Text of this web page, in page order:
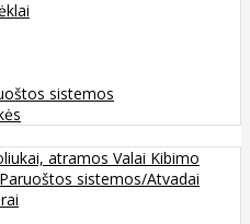
sistemos
atramos Valai Kibimo
Paruoštos sistemos/Atvadai